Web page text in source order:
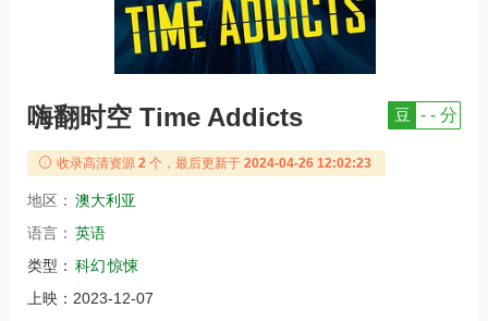
嗨翻时空 Time Addicts 豆 - - 分
收录高清资源 2 个，最后更新于 2024-04-26 12:02:23
地区： 澳大利亚
语言： 英语
类型： 科幻惊悚
上映： 2023-12-07